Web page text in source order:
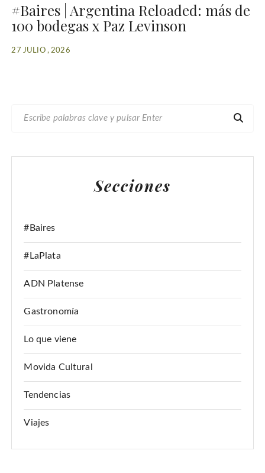
#Baires | Argentina Reloaded: más de
100 bodegas x Paz Levinson
27 JULIO , 2026
C
Secciones
#Baires
#LaPlata
ADN Platense
Gastronomía
Lo que viene
Movida Cultural
Tendencias
Viajes